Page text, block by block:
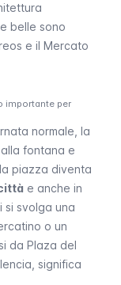
belle sono
e il Mercato
importante per
normale, la
fontana e
, la piazza diventa
e anche in
si svolga una
o un
da Plaza del
significa